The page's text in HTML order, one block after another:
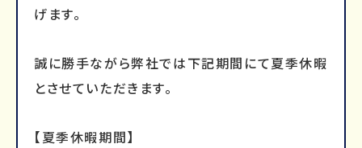
げます。
誠に勝手ながら弊社では下記期間にて夏季休暇
とさせていただきます。
【夏季休暇期間】